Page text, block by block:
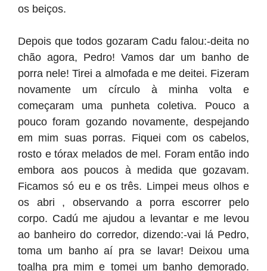
os beiços.
Depois que todos gozaram Cadu falou:-deita no
chão agora, Pedro! Vamos dar um banho de
porra nele! Tirei a almofada e me deitei. Fizeram
novamente um círculo à minha volta e
começaram uma punheta coletiva. Pouco a
pouco foram gozando novamente, despejando
em mim suas porras. Fiquei com os cabelos,
rosto e tórax melados de mel. Foram então indo
embora aos poucos à medida que gozavam.
Ficamos só eu e os três. Limpei meus olhos e
os abri , observando a porra escorrer pelo
corpo. Cadú me ajudou a levantar e me levou
ao banheiro do corredor, dizendo:-vai lá Pedro,
toma um banho aí pra se lavar! Deixou uma
toalha pra mim e tomei um banho demorado.